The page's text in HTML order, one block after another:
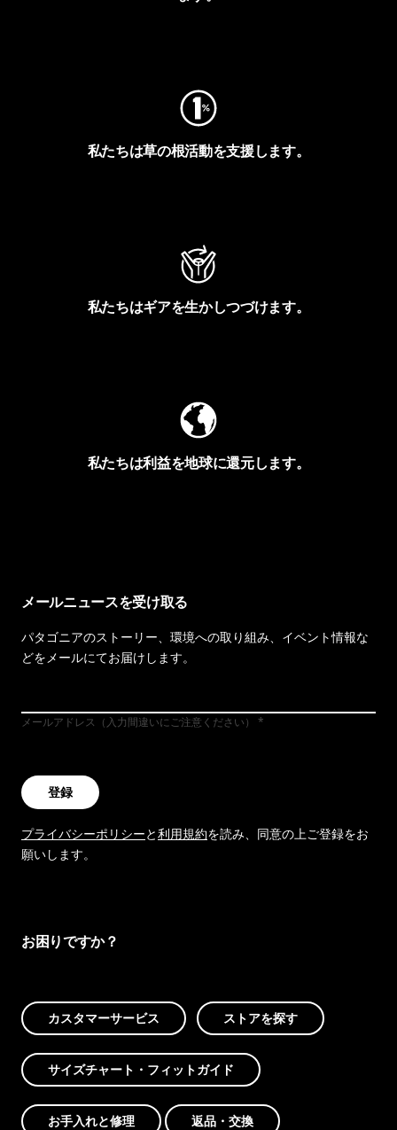
私たちは草の根活動を支援します。
私たちはギアを生かしつづけます。
私たちは利益を地球に還元します。
メールニュースを受け取る
パタゴニアのストーリー、環境への取り組み、イベント情報な
どをメールにてお届けします。
メールアドレス（入力間違いにご注意ください）
登録
プライバシーポリシーと利用規約を読み、同意の上ご登録をお
願いします。
お困りですか？
カスタマーサービス ストアを探す
サイズチャート・フィットガイド
お手入れと修理 返品・交換